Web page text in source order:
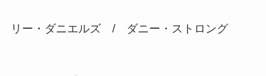
リー・ダニエルズ / ダニー・ストロング